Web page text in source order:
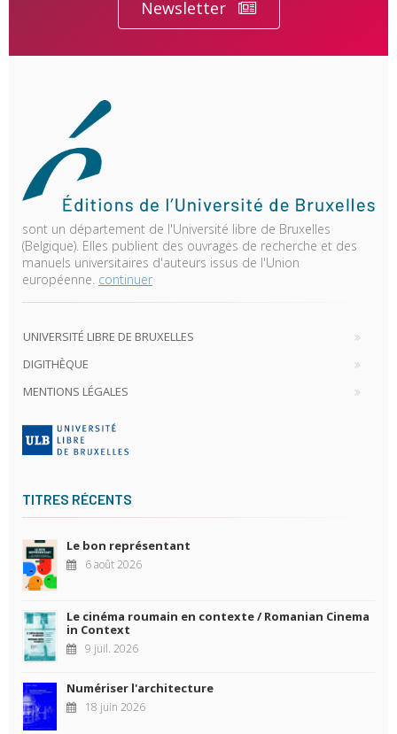
Newsletter
sont un département de l'Université libre de Bruxelles
(Belgique). Elles publient des ouvrages de recherche et des
manuels universitaires d'auteurs issus de l'Union
européenne. continuer
UNIVERSITÉ LIBRE DE BRUXELLES
DIGITHÈQUE
MENTIONS LÉGALES
TITRES RÉCENTS
Le bon représentant
6 août 2026
Le cinéma roumain en contexte / Romanian Cinema
in Context
9 juil. 2026
Numériser l'architecture
18 juin 2026